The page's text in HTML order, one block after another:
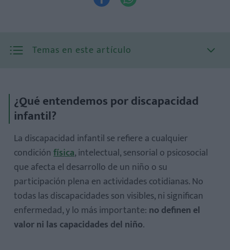
Temas en este artículo
Mito 1: "Los niños con discapacidad están enfermos"
Mito 2: "No pueden aprender o asistir a la escuela
regular"
Mito 3: "Son niños para siempre"
Mito 4: "Son una carga para sus familias"
Mito 5: "Todos son iguales"
¿Qué entendemos por discapacidad
infantil?
La discapacidad infantil se refiere a cualquier
condición física, intelectual, sensorial o psicosocial
que afecta el desarrollo de un niño o su
participación plena en actividades cotidianas. No
todas las discapacidades son visibles, ni significan
enfermedad, y lo más importante: no definen el
valor ni las capacidades del niño.